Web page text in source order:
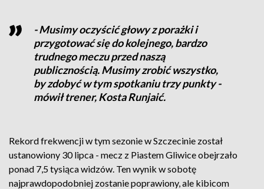
- Musimy oczyścić głowy z porażki i
przygotować się do kolejnego, bardzo
trudnego meczu przed naszą
publicznością. Musimy zrobić wszystko,
by zdobyć w tym spotkaniu trzy punkty -
mówił trener, Kosta Runjaić.
Rekord frekwencji w tym sezonie w Szczecinie został
ustanowiony 30 lipca - mecz z Piastem Gliwice obejrzało
ponad 7,5 tysiąca widzów. Ten wynik w sobotę
najprawdopodobniej zostanie poprawiony, ale kibicom